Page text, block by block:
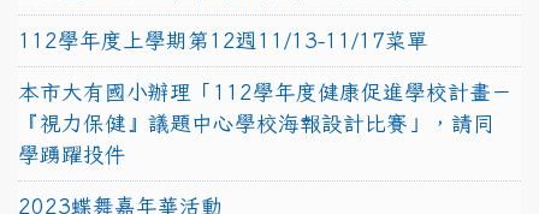
112學年度上學期第12週11/13-11/17菜單
本市大有國小辦理「112學年度健康促進學校計畫－
『視力保健』議題中心學校海報設計比賽」，請同
學踴躍投件
2023蝶舞嘉年華活動